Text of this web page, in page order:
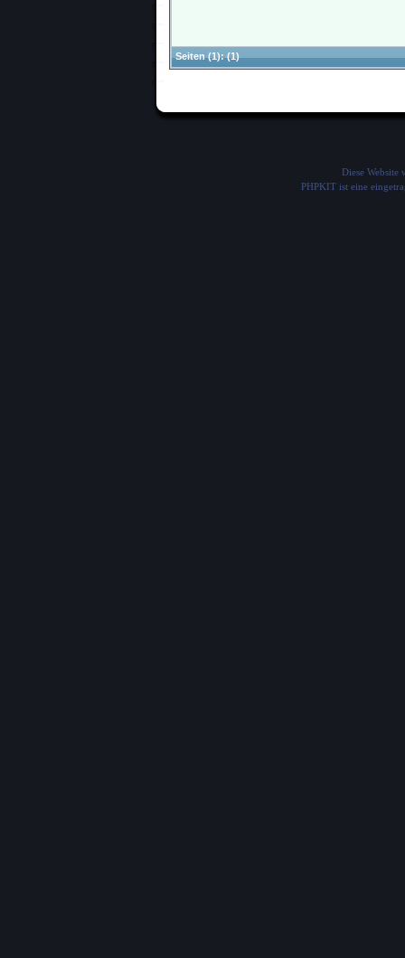
Seiten(1):(1)
Diese Website
PHPKIT ist eine